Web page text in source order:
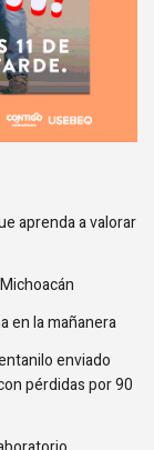
aprenda a valorar
en la mañanera
enviado
pérdidas por 90